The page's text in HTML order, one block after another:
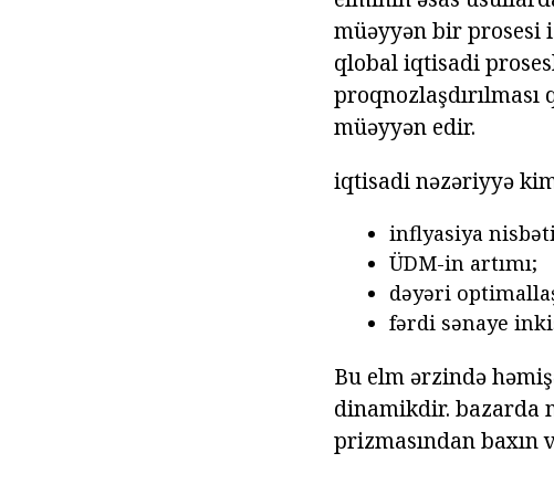
müəyyən bir prosesi
qlobal iqtisadi
müəyyən edir.
iqtisadi nəzəriyyə
inflyasiya
ÜDM-in artımı;
dəyəri
fərdi sənaye
Bu elm ərzində
dinamikdir. bazarda
prizmasından